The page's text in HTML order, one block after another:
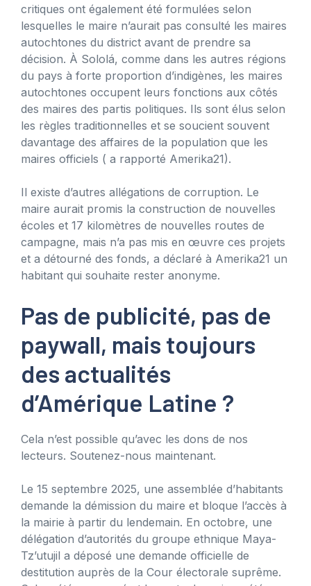
critiques ont également été formulées selon
lesquelles le maire n’aurait pas consulté les maires
autochtones du district avant de prendre sa
décision. À Sololá, comme dans les autres régions
du pays à forte proportion d’indigènes, les maires
autochtones occupent leurs fonctions aux côtés
des maires des partis politiques. Ils sont élus selon
les règles traditionnelles et se soucient souvent
davantage des affaires de la population que les
maires officiels ( a rapporté Amerika21).
Il existe d’autres allégations de corruption. Le
maire aurait promis la construction de nouvelles
écoles et 17 kilomètres de nouvelles routes de
campagne, mais n’a pas mis en œuvre ces projets
et a détourné des fonds, a déclaré à Amerika21 un
habitant qui souhaite rester anonyme.
Pas de publicité, pas de
paywall, mais toujours
des actualités
d’Amérique Latine ?
Cela n’est possible qu’avec les dons de nos
lecteurs. Soutenez-nous maintenant.
Le 15 septembre 2025, une assemblée d’habitants
demande la démission du maire et bloque l’accès à
la mairie à partir du lendemain. En octobre, une
délégation d’autorités du groupe ethnique Maya-
Tz’utujil a déposé une demande officielle de
destitution auprès de la Cour électorale suprême.